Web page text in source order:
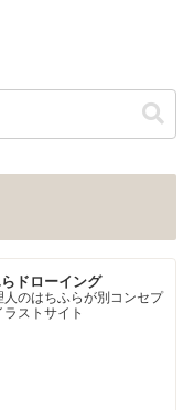
ドローイング
のはちふらが別コンセプ
ラストサイト